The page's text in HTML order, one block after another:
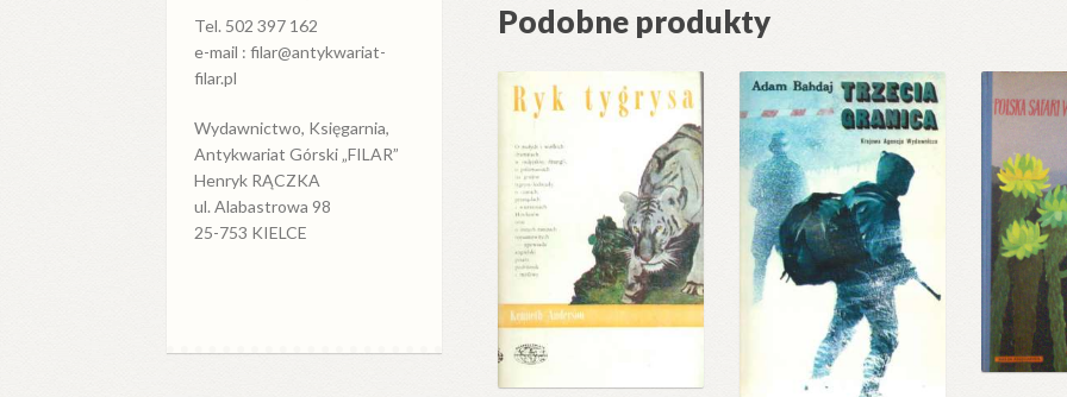
Podobne produkty
Tel. 502 397 162
e-mail : filar@antykwariat-
filar.pl
Wydawnictwo, Księgarnia,
Antykwariat Górski „FILAR”
Henryk RĄCZKA
ul. Alabastrowa 98
25-753 KIELCE